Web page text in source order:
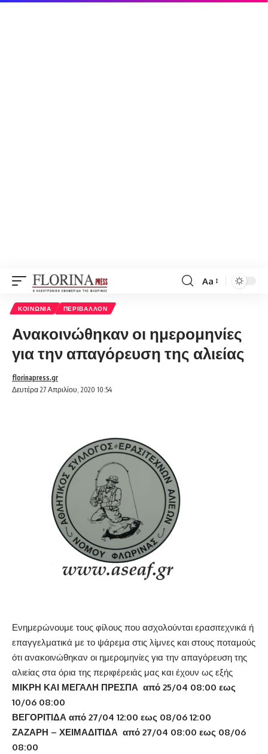
Font
Aa
ΚΟΙΝΩΝΊΑ ΠΕΡΙΒΆΛΛΟΝ
Ανακοινώθηκαν οι ημερομηνίες
για την απαγόρευση της αλιείας
Δευτέρα 27 Απριλίου, 2020 10:54
florinapress.gr
Ενημερώνουμε τους φίλους που ασχολούνται ερασιτεχνικά ή
επαγγελματικά με το ψάρεμα στις λίμνες και στους ποταμούς
ότι ανακοινώθηκαν οι ημερομηνίες για την απαγόρευση της
αλιείας στα όρια της περιφέρειάς μας και έχουν ως εξής
ΜΙΚΡΗ ΚΑΙ ΜΕΓΑΛΗ ΠΡΕΣΠΑ από 25/04 08:00 εως
10/06 08:00
ΒΕΓΟΡΙΤΙΔΑ από 27/04 12:00 εως 08/06 12:00
ΖΑΖΑΡΗ – ΧΕΙΜΑΔΙΤΙΔΑ από 27/04 08:00 εως 08/06
08:00